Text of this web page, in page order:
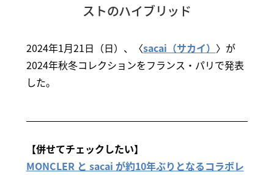
ストのハイブリッド
2024年1月21日（日）、〈sacai（サカイ） 〉が
2024年秋冬コレクションをフランス・パリで発表
した。
【併せてチェックしたい】
MONCLER と sacai が約10年ぶりとなるコラボレ